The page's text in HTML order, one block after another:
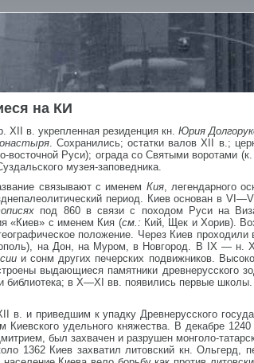
на КИ
в. укрепленная резиденция кн. Юрия
. Сохранились; остатки валов XII в.;
восточной Руси); ограда со Святыми воротами
музея-заповедника.
связывают с именем Кия, легендарного
период. Киев основан в
под 860 в связи с походом Руси на
«Киев» с именем Кия (см.: Кий, Щек и Хорив).
положение. Через Киев
на Дон, на Муром, в Новгород. В IX — н.
и сонм других печерских подвижников.
выдающиеся памятники древнерусского
библиотека; в X—XI вв. появились первые
и приведшим к упадку Древнерусского
удельного княжества. В декабре
был захвачен и разрушен монголо-
1362 Киев захватил литовский кн. Ольгерд,